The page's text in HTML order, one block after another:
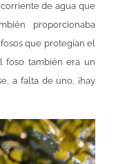
de agua que
proporcionaba
que protegían el
foso también era un
a falta de uno, ¡hay